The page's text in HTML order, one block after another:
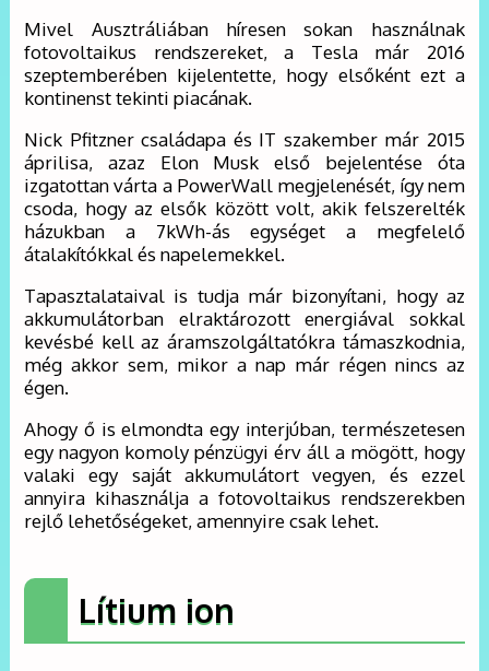
Mivel Ausztráliában híresen sokan használnak
fotovoltaikus rendszereket, a Tesla már 2016
szeptemberében kijelentette, hogy elsőként ezt a
kontinenst tekinti piacának.
Nick Pfitzner családapa és IT szakember már 2015
áprilisa, azaz Elon Musk első bejelentése óta
izgatottan várta a PowerWall megjelenését, így nem
csoda, hogy az elsők között volt, akik felszerelték
házukban a 7kWh-ás egységet a megfelelő
átalakítókkal és napelemekkel.
Tapasztalataival is tudja már bizonyítani, hogy az
akkumulátorban elraktározott energiával sokkal
kevésbé kell az áramszolgáltatókra támaszkodnia,
még akkor sem, mikor a nap már régen nincs az
égen.
Ahogy ő is elmondta egy interjúban, természetesen
egy nagyon komoly pénzügyi érv áll a mögött, hogy
valaki egy saját akkumulátort vegyen, és ezzel
annyira kihasználja a fotovoltaikus rendszerekben
rejlő lehetőségeket, amennyire csak lehet.
Lítium ion